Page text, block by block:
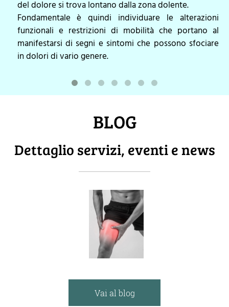
del dolore si trova lontano dalla zona dolente.
Fondamentale è quindi individuare le alterazioni
funzionali e restrizioni di mobilità che portano al
manifestarsi di segni e sintomi che possono sfociare
in dolori di vario genere.
BLOG
Dettaglio servizi, eventi e news
DOLORE
MUSCOLARE
MOSTRA
Vai al blog